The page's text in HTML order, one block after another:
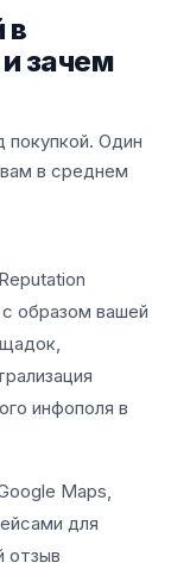
в
зачем
покупкой. Один
в среднем
образом вашей
инфополя в
Maps,
для
отзыв